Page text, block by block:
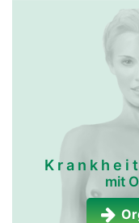
mit